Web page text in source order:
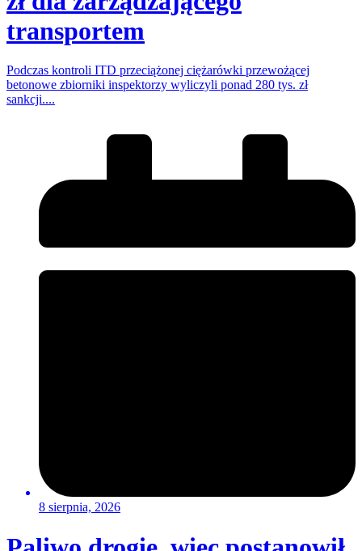
transportem
Podczas kontroli ITD przeciążonej ciężarówki przewożącej
betonowe zbiorniki inspektorzy wyliczyli ponad 280 tys. zł
sankcji....
8 sierpnia, 2026